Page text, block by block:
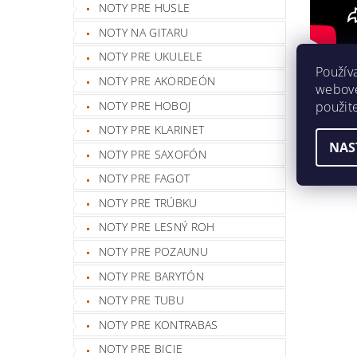
NOTY PRE HUSLE
NOTY NA GITARU
NOTY PRE UKULELE
NOTY PRE AKORDEÓN
NOTY PRE HOBOJ
NOTY PRE KLARINET
NOTY PRE SAXOFÓN
NOTY PRE FAGOT
NOTY PRE TRÚBKU
NOTY PRE LESNÝ ROH
NOTY PRE POZAUNU
NOTY PRE BARYTÓN
NOTY PRE TUBU
NOTY PRE KONTRABAS
NOTY PRE BICIE
Buďte